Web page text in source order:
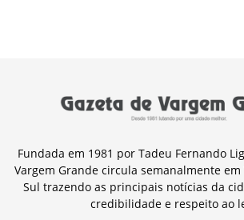
Fundada em 1981 por Tadeu Fernando
Vargem Grande circula semanalmente
Sul trazendo as principais notícias da
credibilidade e respeito ao